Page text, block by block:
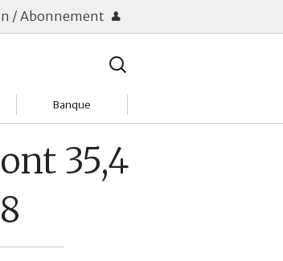
/ Abonnement
Rechercher
Banque
Comptes & Livrets
Frais bancaires
35,4